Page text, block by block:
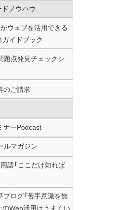
ノウハウ
がウェブを活用できる
ガイドブック
題点発見チェックシ
のご請求
ナーPodcast
ルマガジン
語「ここだけ知れば
ブログ「苦手意識を無
のWeb活用はうまくい